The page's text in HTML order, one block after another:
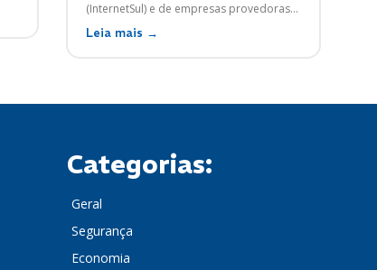
(InternetSul) e de empresas provedoras...
Leia mais →
Categorias:
Geral
Segurança
Economia